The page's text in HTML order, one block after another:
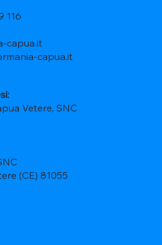
116
capua.it
capua.it
Vetere, SNC
(CE) 81055